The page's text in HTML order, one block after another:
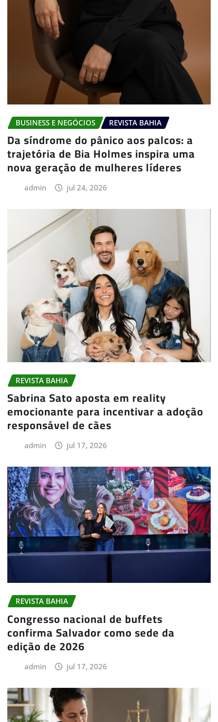
BUSINESS E NEGÓCIOS REVISTA BAHIA
Da síndrome do pânico aos palcos: a
trajetória de Bia Holmes inspira uma
nova geração de mulheres líderes
admin jul 24, 2026
REVISTA BAHIA
Sabrina Sato aposta em reality
emocionante para incentivar a adoção
responsável de cães
admin jul 17, 2026
REVISTA BAHIA
Congresso nacional de buffets
confirma Salvador como sede da
edição de 2026
admin jul 17, 2026